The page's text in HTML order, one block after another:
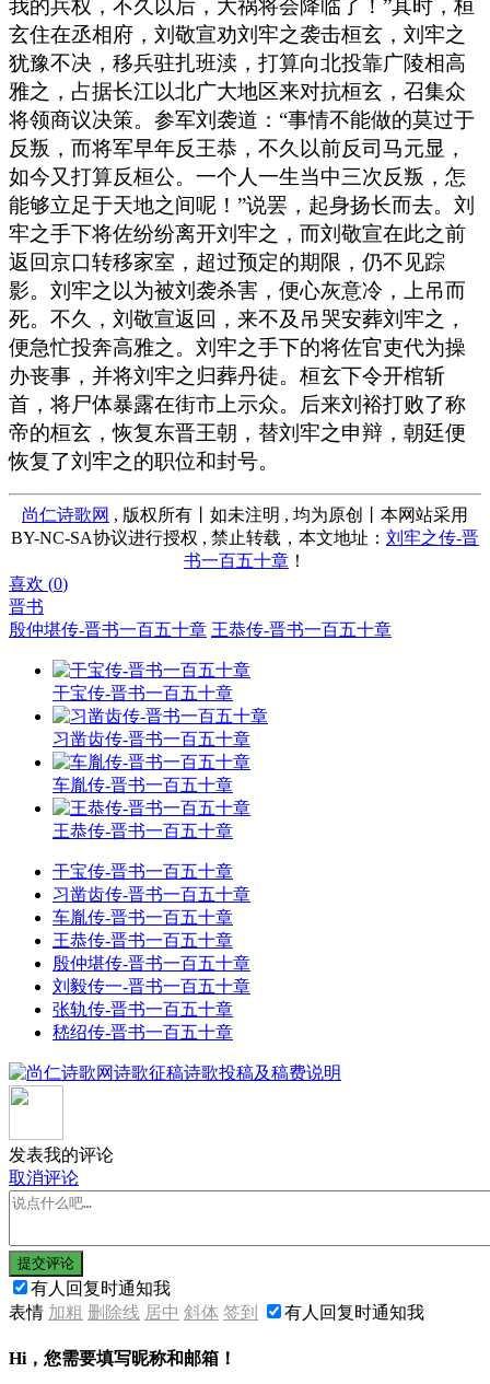
我的兵权，不久以后，大祸将会降临了！”其时，桓
玄住在丞相府，刘敬宣劝刘牢之袭击桓玄，刘牢之
犹豫不决，移兵驻扎班渎，打算向北投靠广陵相高
雅之，占据长江以北广大地区来对抗桓玄，召集众
将领商议决策。参军刘袭道：“事情不能做的莫过于
反叛，而将军早年反王恭，不久以前反司马元显，
如今又打算反桓公。一个人一生当中三次反叛，怎
能够立足于天地之间呢！”说罢，起身扬长而去。刘
牢之手下将佐纷纷离开刘牢之，而刘敬宣在此之前
返回京口转移家室，超过预定的期限，仍不见踪
影。刘牢之以为被刘袭杀害，便心灰意冷，上吊而
死。不久，刘敬宣返回，来不及吊哭安葬刘牢之，
便急忙投奔高雅之。刘牢之手下的将佐官吏代为操
办丧事，并将刘牢之归葬丹徒。桓玄下令开棺斩
首，将尸体暴露在街市上示众。后来刘裕打败了称
帝的桓玄，恢复东晋王朝，替刘牢之申辩，朝廷便
恢复了刘牢之的职位和封号。
尚仁诗歌网 , 版权所有丨如未注明 , 均为原创丨本网站采用
BY-NC-SA协议进行授权 , 禁止转载，本文地址： 刘牢之传-晋
书一百五十章 ！
喜欢 (0)
晋书
殷仲堪传-晋书一百五十章 王恭传-晋书一百五十章
干宝传-晋书一百五十章
习凿齿传-晋书一百五十章
车胤传-晋书一百五十章
王恭传-晋书一百五十章
干宝传-晋书一百五十章
习凿齿传-晋书一百五十章
车胤传-晋书一百五十章
王恭传-晋书一百五十章
殷仲堪传-晋书一百五十章
刘毅传一-晋书一百五十章
张轨传-晋书一百五十章
嵇绍传-晋书一百五十章
发表我的评论
取消评论
提交评论
有人回复时通知我
表情 加粗 删除线 居中 斜体 签到 有人回复时通知我
Hi，您需要填写昵称和邮箱！